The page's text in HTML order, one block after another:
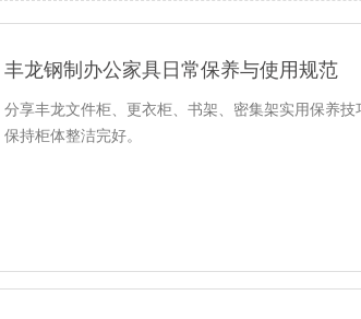
丰龙钢制办公家具日常保养与使用规范
分享丰龙文件柜、更衣柜、书架、密集架实用保养
保持柜体整洁完好。